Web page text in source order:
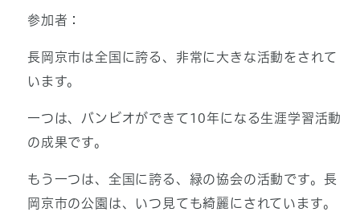
参加者：
長岡京市は全国に誇る、非常に大きな活動をされて
います。
一つは、バンビオができて10年になる生涯学習活動
の成果です。
もう一つは、全国に誇る、緑の協会の活動です。長
岡京市の公園は、いつ見ても綺麗にされています。